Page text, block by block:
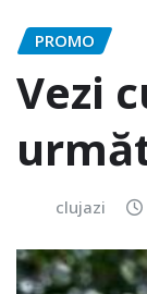
PROMO
Vezi
clujazi